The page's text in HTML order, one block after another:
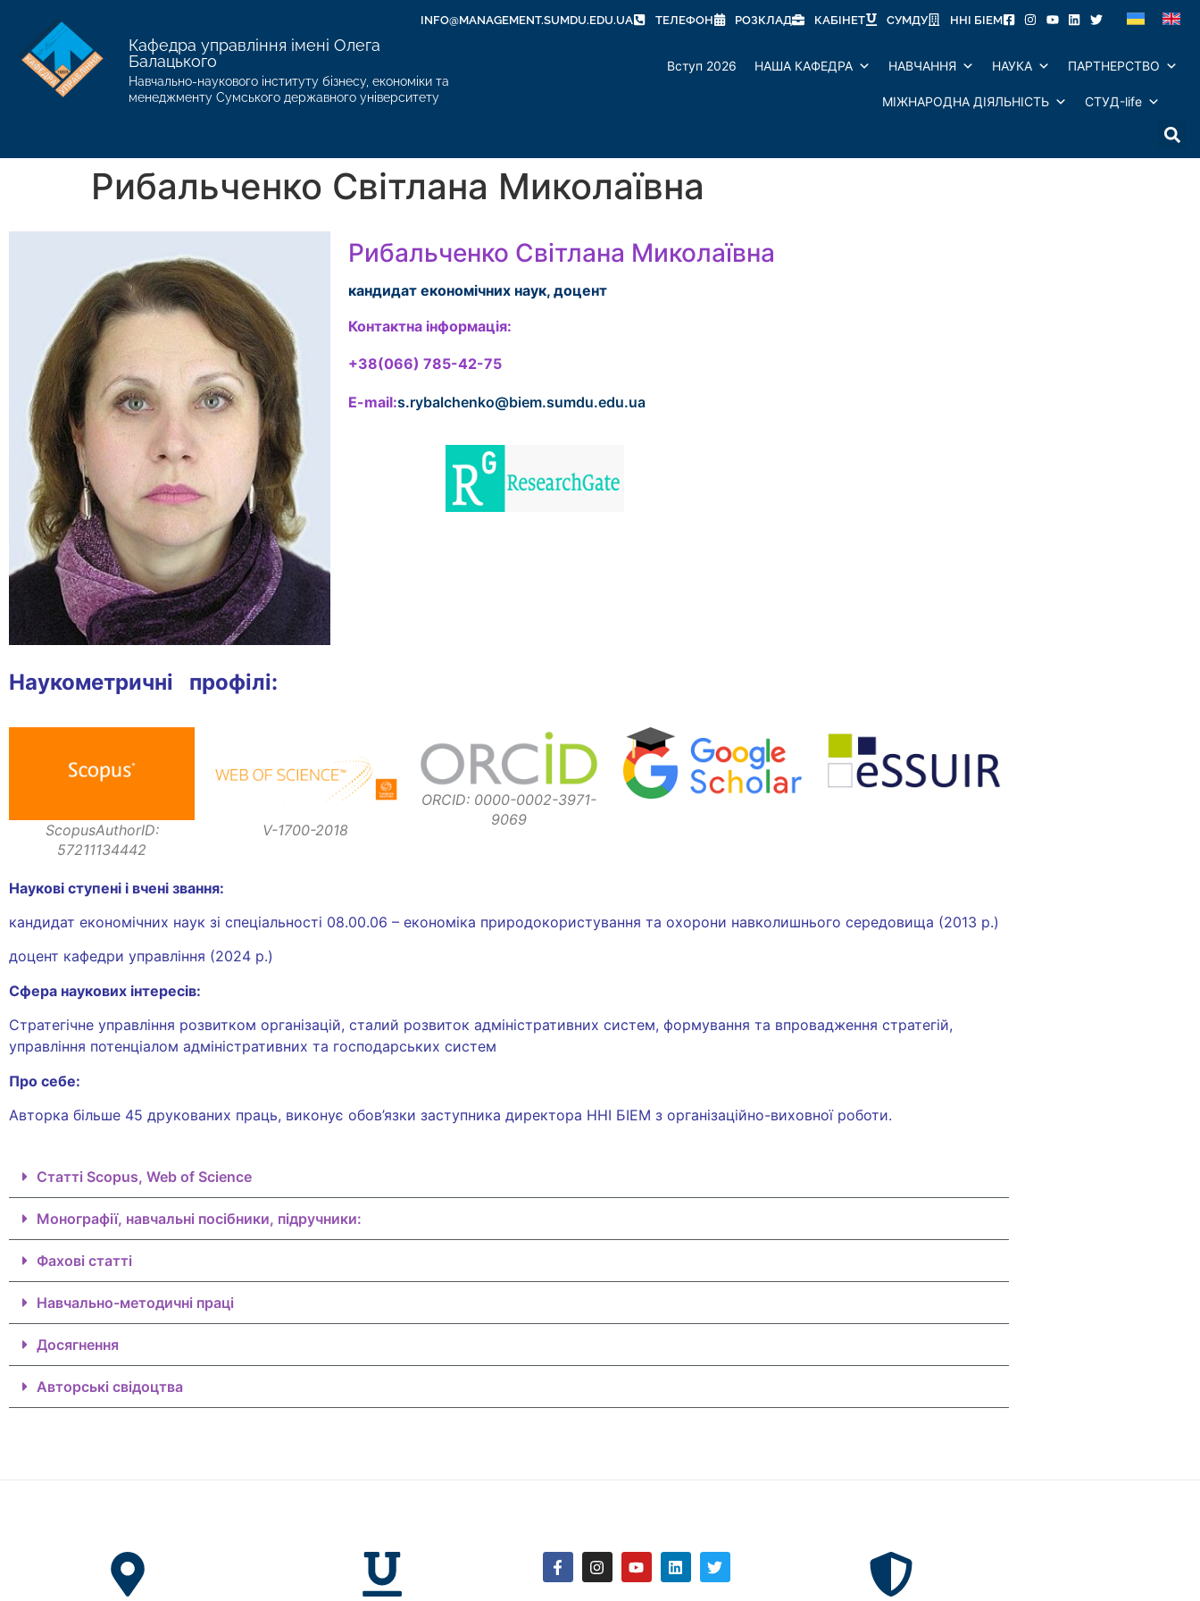
INFO@MANAGEMENT.SUMDU.EDU.UA ТЕЛЕФОН РОЗКЛАД КАБІНЕТ СУМДУ ННІ БІЕМ
Кафедра управління імені Олега
Балацького
Навчально-наукового інституту бізнесу, економіки та
менеджменту Сумського державного університету
Вступ 2026 НАША КАФЕДРА НАВЧАННЯ НАУКА ПАРТНЕРСТВО
МІЖНАРОДНА ДІЯЛЬНІСТЬ СТУД-life
Рибальченко Світлана Миколаївна
Рибальченко Світлана Миколаївна
кандидат економічних наук, доцент
Контактна інформація:
+38(066) 785-42-75
E-mail:s.rybalchenko@biem.sumdu.edu.ua
Наукометричні профілі:
ScopusAuthorID:
57211134442
V-1700-2018
ORCID: 0000-0002-3971-
9069
Наукові ступені і вчені звання:
кандидат економічних наук зі спеціальності 08.00.06 – економіка природокористування та охорони навколишнього середовища (2013 р.)
доцент кафедри управління (2024 р.)
Сфера наукових інтересів:
Стратегічне управління розвитком організацій, сталий розвиток адміністративних систем, формування та впровадження стратегій,
управління потенціалом адміністративних та господарських систем
Про себе:
Авторка більше 45 друкованих праць, виконує обов’язки заступника директора ННІ БІЕМ з організаційно-виховної роботи.
Статті Scopus, Web of Science
Монографії, навчальні посібники, підручники:
Фахові статті
Навчально-методичні праці
Досягнення
Авторські свідоцтва